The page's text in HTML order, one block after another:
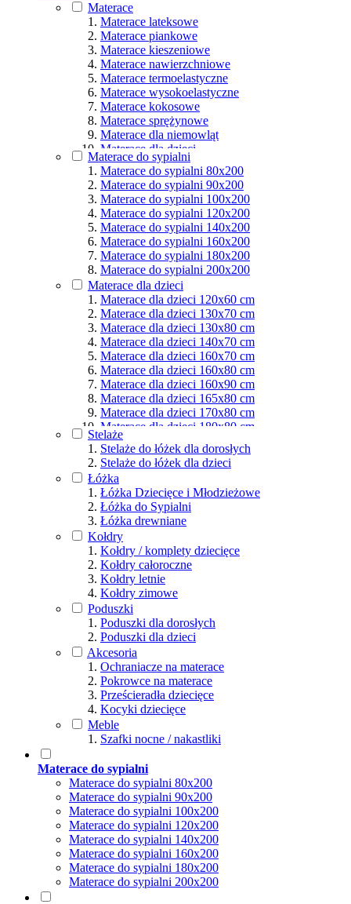
Materace
Materace lateksowe
Materace piankowe
Materace kieszeniowe
Materace nawierzchniowe
Materace termoelastyczne
Materace wysokoelastyczne
Materace kokosowe
Materace sprężynowe
Materace dla niemowląt
Materace dla dzieci
Materace hybrydowe
Materace naturalne
Materace ortopedyczne
Materace multipocket
Materace premium
Materace dla seniorów
Materace dla par
Materace dla alergików
Materace dla osób aktywnych
Podział wg rozmiarów
Materace do sypialni
Materace do sypialni 80x200
Materace do sypialni 90x200
Materace do sypialni 100x200
Materace do sypialni 120x200
Materace do sypialni 140x200
Materace do sypialni 160x200
Materace do sypialni 180x200
Materace do sypialni 200x200
Materace dla dzieci
Materace dla dzieci 120x60 cm
Materace dla dzieci 130x70 cm
Materace dla dzieci 130x80 cm
Materace dla dzieci 140x70 cm
Materace dla dzieci 160x70 cm
Materace dla dzieci 160x80 cm
Materace dla dzieci 160x90 cm
Materace dla dzieci 165x80 cm
Materace dla dzieci 170x80 cm
Materace dla dzieci 180x80 cm
Materace dla dzieci 180x90 cm
Materace dla dzieci 190x80 cm
Materace dla dzieci 190x90 cm
Materace dla dzieci 200x80 cm
Materace dla dzieci 200x90 cm
Materace dla dzieci 200x100 cm
Materace dla dzieci 200x120 cm
Materace dla dzieci 200x140 cm
Materace dla dzieci 200x160 cm
Materace dla dzieci 200x180 cm
Materace dla dzieci 200x200 cm
Stelaże
Stelaże do łóżek dla dorosłych
Stelaże do łóżek dla dzieci
Łóżka
Łóżka Dziecięce i Młodzieżowe
Łóżka do Sypialni
Łóżka drewniane
Kołdry
Kołdry / komplety dziecięce
Kołdry całoroczne
Kołdry letnie
Kołdry zimowe
Poduszki
Poduszki dla dorosłych
Poduszki dla dzieci
Akcesoria
Ochraniacze na materace
Pokrowce na materace
Prześcieradła dziecięce
Kocyki dziecięce
Meble
Szafki nocne / nakastliki
Materace do sypialni
Materace do sypialni 80x200
Materace do sypialni 90x200
Materace do sypialni 100x200
Materace do sypialni 120x200
Materace do sypialni 140x200
Materace do sypialni 160x200
Materace do sypialni 180x200
Materace do sypialni 200x200